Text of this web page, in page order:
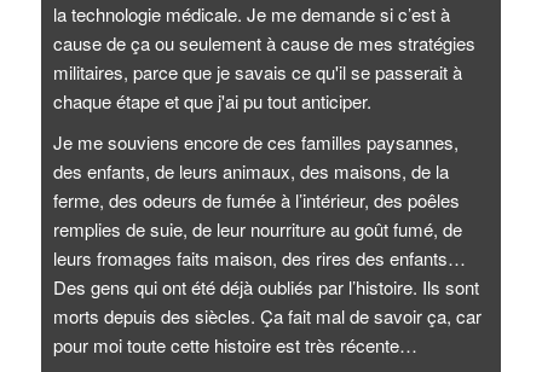
la technologie médicale. Je me demande si c’est à
cause de ça ou seulement à cause de mes stratégies
militaires, parce que je savais ce qu'il se passerait à
chaque étape et que j'ai pu tout anticiper.
Je me souviens encore de ces familles paysannes,
des enfants, de leurs animaux, des maisons, de la
ferme, des odeurs de fumée à l’intérieur, des poêles
remplies de suie, de leur nourriture au goût fumé, de
leurs fromages faits maison, des rires des enfants…
Des gens qui ont été déjà oubliés par l’histoire. Ils sont
morts depuis des siècles. Ça fait mal de savoir ça, car
pour moi toute cette histoire est très récente…